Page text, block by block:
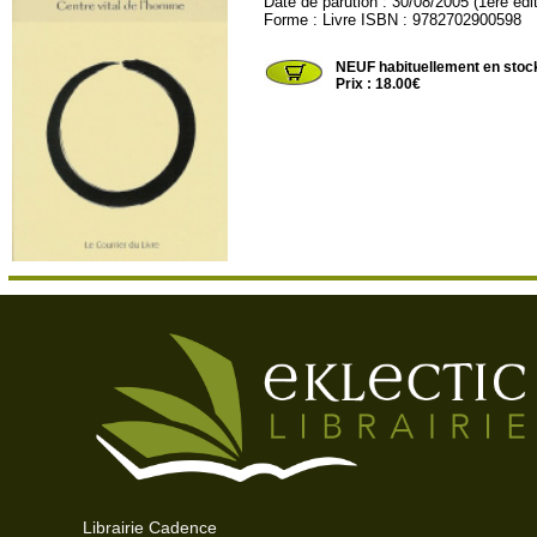
Forme : Livre ISBN : 9782702900598
NEUF habituellement en
Prix : 18.00€
Librairie Cadence